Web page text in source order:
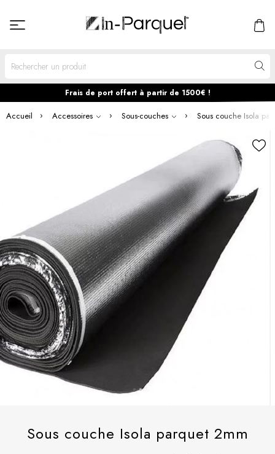
Frais de port offert à partir de 1500€ !
Accueil Accessoires Sous-couches Sous couche Isola
Sous couche Isola parquet 2mm